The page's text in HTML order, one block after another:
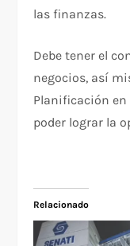
las finanzas.
Debe tener el
negocios, así
Planificación en
poder lograr la
Relacionado